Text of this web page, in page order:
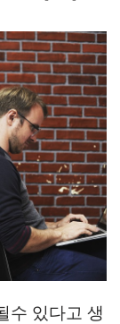
수 있다고 생